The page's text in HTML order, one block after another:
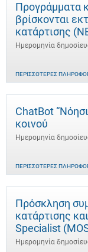
Προγράμματα
βρίσκονται
κατάρτισης
Ημερομηνία
ΠΕΡΙΣΣΌΤΕΡΕΣ
ChatBot
κοινού
Ημερομηνία
ΠΕΡΙΣΣΌΤΕΡΕΣ
Πρόσκληση
κατάρτισης
Specialist
Ημερομηνία